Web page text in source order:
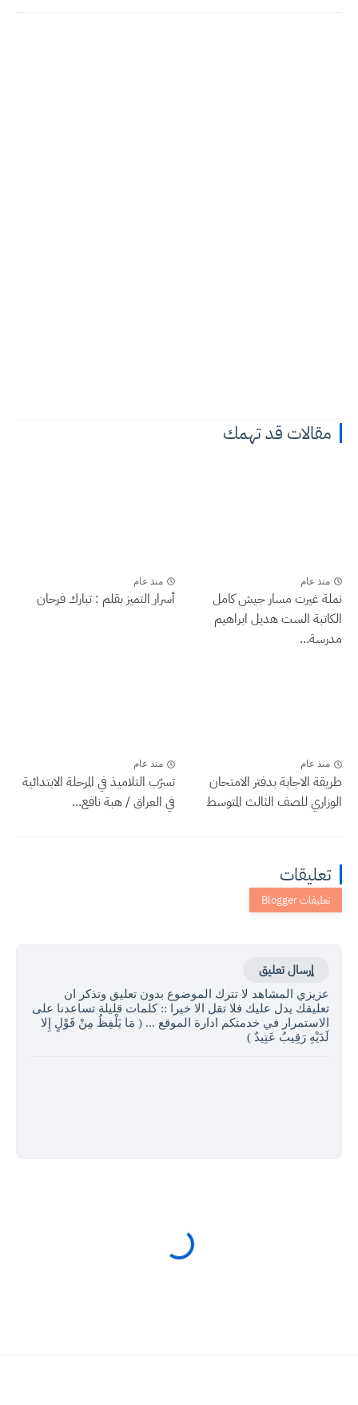
مقالات قد تهمك
منذ عام
نملة غيرت مسار جيش كامل
الكاتبة الست هديل ابراهيم
مدرسة...
منذ عام
أسرار التميز بقلم : تبارك فرحان
منذ عام
طريقة الاجابة بدفتر الامتحان
الوزاري للصف الثالث المتوسط
منذ عام
تسرّب التلاميذ في المرحلة الابتدائية
في العراق / هبة نافع...
تعليقات
إرسال تعليق
عزيزي المشاهد لا تترك الموضوع بدون تعليق وتذكر ان
تعليقك يدل عليك فلا تقل الا خيرا :: كلمات قليلة تساعدنا على
الاستمرار في خدمتكم ادارة الموقع ... ( مَا يَلْفِظُ مِنْ قَوْلٍ إِلا
لَدَيْهِ رَقِيبٌ عَتِيدٌ )